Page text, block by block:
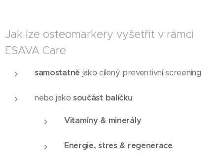
Jak lze osteomarkery vyšetřit v rámci
ESAVA Care
samostatně jako cílený preventivní screening
nebo jako součást balíčku:
Vitamíny & minerály
Energie, stres & regenerace